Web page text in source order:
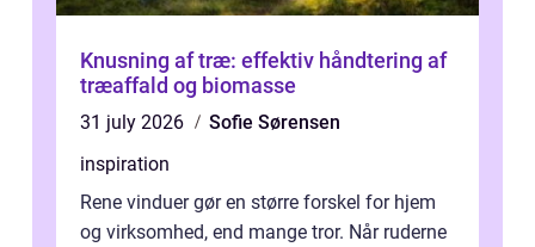
Knusning af træ: effektiv håndtering af
træaffald og biomasse
31 july 2026
Sofie Sørensen
inspiration
Rene vinduer gør en større forskel for hjem
og virksomhed, end mange tror. Når ruderne